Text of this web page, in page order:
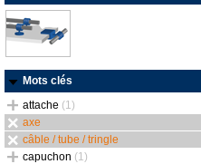
Mots clés
attache (1)
axe
câble / tube / tringle
capuchon (1)